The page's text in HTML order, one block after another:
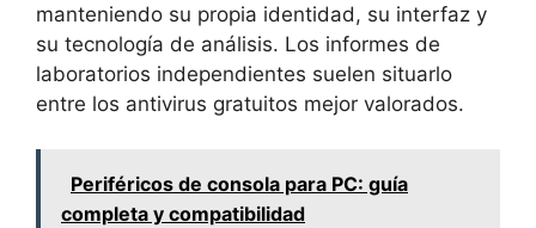
manteniendo su propia identidad, su interfaz y
su tecnología de análisis. Los informes de
laboratorios independientes suelen situarlo
entre los antivirus gratuitos mejor valorados.
Periféricos de consola para PC: guía
completa y compatibilidad